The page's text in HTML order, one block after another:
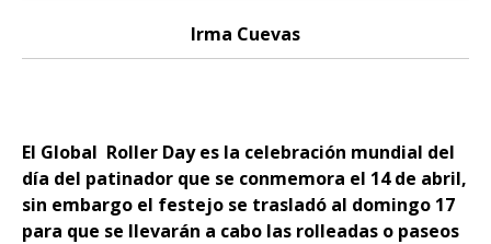
Irma Cuevas
El Global Roller Day es la celebración mundial del
día del patinador que se conmemora el 14 de abril,
sin embargo el festejo se trasladó al domingo 17
para que se llevarán a cabo las rolleadas o paseos